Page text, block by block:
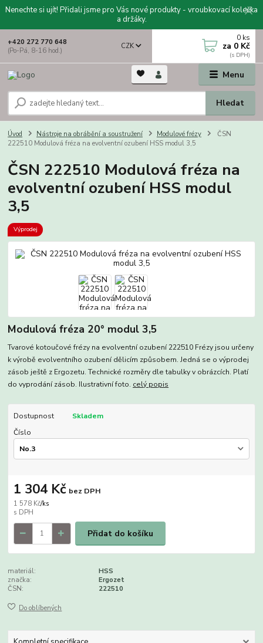
Nenechte si ujít! Přidali jsme pro Vás nové produkty - vroubkovací kolečka
a držáky.
Menu
CZK
Hledat
+420 272 770 648
(Po-Pá, 8-16 hod.)
0 ks
za 0 Kč
Úvod Nástroje na obrábění a soustružení Modulové frézy
ČSN
222510 Modulová fréza na evolventní ozubení HSS modul 3,5
ČSN 222510 Modulová fréza na
evolventní ozubení HSS modul
3,5
Výprodej
Modulová fréza 20° modul 3,5
Tvarové kotoučové frézy na evolventní ozubení 222510 Frézy jsou určeny
k výrobě evolventního ozubení dělicím způsobem. Jedná se o výprodej
zásob ještě z Ergozetu. Technické rozměry dle tabulky v obrázcích. Platí
do vyprodání zásob. Ilustrativní foto. celý popis
Dostupnost
Skladem
Číslo
1 578 Kč/ks
1 304 Kč bez DPH
Přidat do košíku
materiál:
HSS
značka:
Ergozet
ČSN:
222510
Do oblíbených